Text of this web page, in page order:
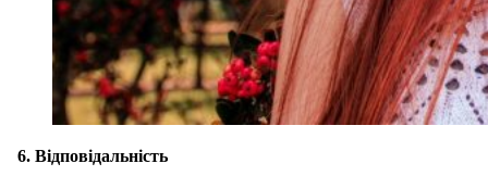
6. Відповідальність